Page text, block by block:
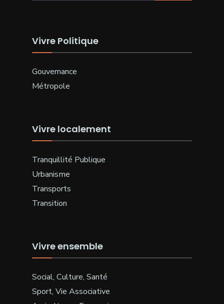
Vivre Politique
Gouvernance
Métropole
Vivre localement
Tranquillité Publique
Urbanisme
Transports
Transition
Vivre ensemble
Social, Culture, Santé
Sport, Vie Associative